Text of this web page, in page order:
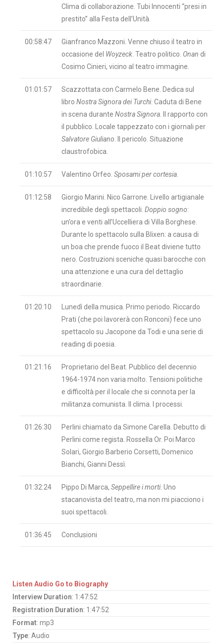
Clima di collaborazione. Tubi Innocenti “presi in
prestito” alla Festa dell’Unità.
00:58:47
Gianfranco Mazzoni. Venne chiuso il teatro in
occasione del Woyzeck . Teatro politico. Onan di
Cosimo Cinieri, vicino al teatro immagine.
01:01:57
Scazzottata con Carmelo Bene. Dedica sul
libro Nostra Signora dei Turchi . Caduta di Bene
in scena durante Nostra Signora . Il rapporto con
il pubblico. Locale tappezzato con i giornali per
Salvatore Giuliano . Il pericolo. Situazione
claustrofobica.
01:10:57 Valentino Orfeo. Sposami per cortesia
01:12:58
Giorgio Marini. Nico Garrone. Livello artigianale
incredibile degli spettacoli. Doppio sogno:
un’ora e venti all’Uccelliera di Villa Borghese.
Durante lo spettacolo sulla Blixen: a causa di
un boa che prende fuoco il Beat diviene tutto
nero. Costruzioni sceniche quasi barocche con
una attenzione e una cura del dettaglio
straordinarie.
01:20:10
Lunedì della musica. Primo periodo. Riccardo
Prati (che poi lavorerà con Ronconi) fece uno
spettacolo su Jacopone da Todi e una serie di
reading di poesia.
01:21:16
Proprietario del Beat. Pubblico del decennio
1964-1974 non varia molto. Tensioni politiche
e difficoltà per il locale che si connota per la
militanza comunista. Il clima. I processi.
01:26:30
Perlini chiamato da Simone Carella. Debutto di
Perlini come regista. Rossella Or. Poi Marco
Solari, Giorgio Barberio Corsetti, Domenico
Bianchi, Gianni Dessì.
01:32:24 Pippo Di Marca, Seppellire i morti . Uno
stacanovista del teatro, ma non mi piacciono i
suoi spettacoli.
01:36:45 Conclusioni
Listen Audio Go to Biography
Interview Duration: 1:47:52
Registration Duration: 1:47:52
Format: mp3
Type: Audio